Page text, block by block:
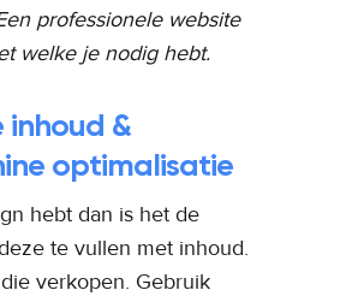
professionele website
welke je nodig hebt.
inhoud &
optimalisatie
hebt dan is het de
te vullen met inhoud.
verkopen. Gebruik